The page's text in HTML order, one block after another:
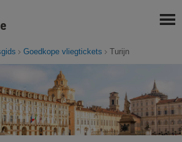
Goedkope vliegtickets Turijn